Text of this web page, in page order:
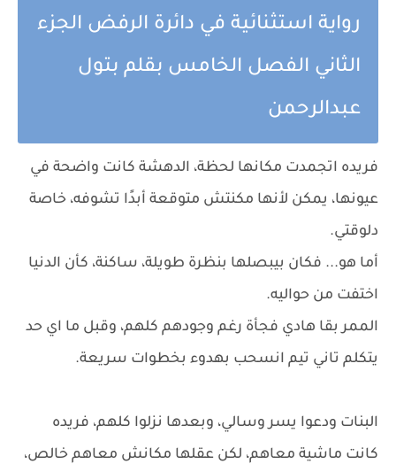
رواية استثنائية في دائرة الرفض الجزء
الثاني الفصل الخامس بقلم بتول
عبدالرحمن
فريده اتجمدت مكانها لحظة، الدهشة كانت واضحة في
عيونها، يمكن لأنها مكنتش متوقعة أبدًا تشوفه، خاصة
دلوقتي.
أما هو... فكان بيبصلها بنظرة طويلة، ساكنة، كأن الدنيا
اختفت من حواليه.
الممر بقا هادي فجأة رغم وجودهم كلهم، وقبل ما اي حد
يتكلم تاني تيم انسحب بهدوء بخطوات سريعة.
البنات ودعوا يسر وسالي، وبعدها نزلوا كلهم، فريده
كانت ماشية معاهم، لكن عقلها مكانش معاهم خالص،